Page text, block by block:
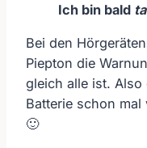
Ich bin bald
Bei den
Piepton die
gleich alle ist.
Batterie schon
🙂